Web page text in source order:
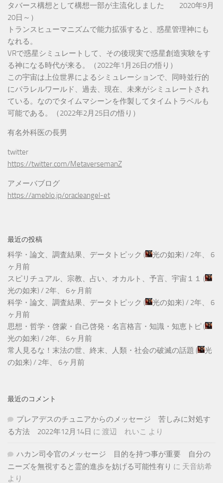
タバース構想として構想一部が主流化しました 2020年9月
20日～）
トランスヒューマニズムで能力拡張すると、惑星管理神にも
なれる。
VRで惑星シミュレートして、その後現実で惑星創造実験をす
る神になる時代が来る。（2022年1月26日の悟り）
この宇宙は上位世界によるシミュレーションで、同時並行的
にパラレルワールド、過去、現在、未来がシミュレートされ
ている。なのでタイムマシーンを作製してタイムトラベルも
可能である。（2022年2月25日の悟り）
有名外科医の長男
twitter
https://twitter.com/MetaversemanZ
アメーバブログ
https://ameblo.jp/oracleangel-et
最近の投稿
科学・論文、調査結果、データトピック ( 光の如来) / 2年、 6
ヶ月前
スピリチュアル、宗教、占い、オカルト、予言、宇宙１１ (
光の如来) / 2年、 6ヶ月前
科学・論文、調査結果、データトピック ( 光の如来) / 2年、 6
ヶ月前
思想・哲学・啓蒙・自己啓発・名言格言・知識・知恵トピ (
光の如来) / 2年、 6ヶ月前
常人見るな！末法の世、終末、人類・社会の破滅の話題 (
光
の如来) / 2年、 6ヶ月前
最近のコメント
プレアデスのチュニアからのメッセージ 苦しみに対処す
る方法 2022年12月14日 に 渡辺 れいこ より
ハカン司令官のメッセージ 目的を持つ事が重要 自分の
ニーズを無視すると霊的進歩を妨げる可能性有り に 天音紡希
より